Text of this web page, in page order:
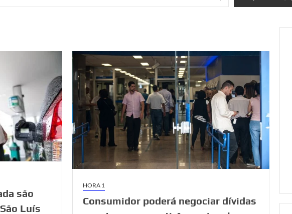
são
Luís
HORA 1
Consumidor poderá negociar dívidas